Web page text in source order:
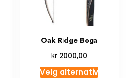
Oak Ridge Boga
kr 2000,00
Velg alternativ